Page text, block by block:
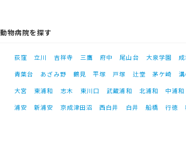
物病院を探す
荻窪 立川 吉祥寺 三鷹 府中 尾山台 大泉学園
青葉台 あざみ野 鶴見 平塚 戸塚 辻堂 茅ケ崎
大宮 東浦和 志木 東川口 武蔵浦和 北浦和 中浦和
浦安 新浦安 京成津田沼 西白井 白井 船橋 行徳